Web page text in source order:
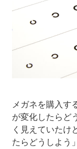
メガネを購入す
が変化したらど
く見えていたけ
たらどうしよう